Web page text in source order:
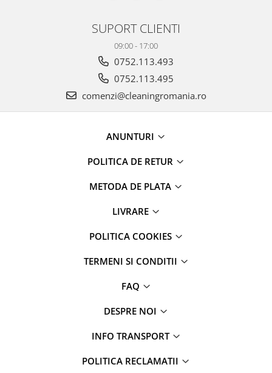
SUPORT CLIENTI
09:00 - 17:00
0752.113.493
0752.113.495
comenzi@cleaningromania.ro
ANUNTURI
POLITICA DE RETUR
METODA DE PLATA
LIVRARE
POLITICA COOKIES
TERMENI SI CONDITII
FAQ
DESPRE NOI
INFO TRANSPORT
POLITICA RECLAMATII